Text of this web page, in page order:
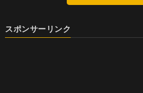
スポンサーリンク